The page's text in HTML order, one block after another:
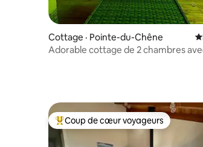
Cottage · Pointe-du-Chêne
Adorable cottage de 2 chambres
Coup de cœur voyageurs parmi les
Coup de cœur voyageurs